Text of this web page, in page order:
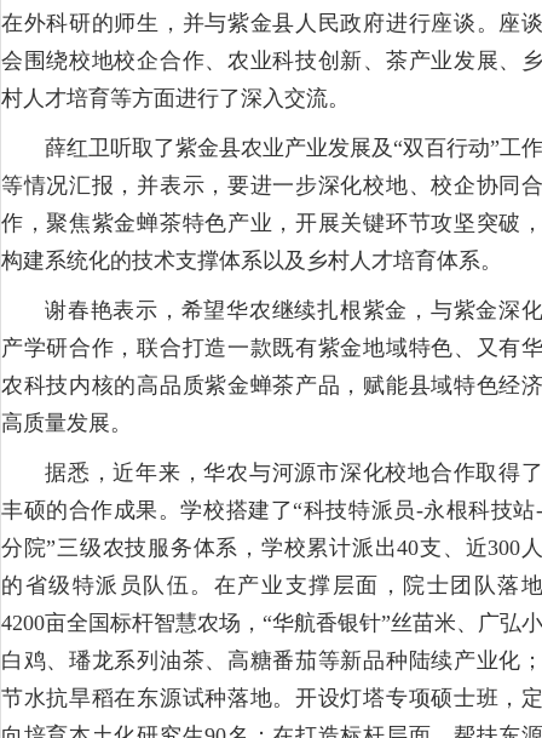
在外科研的师生，并与紫金县人民政府进行座谈。座谈
会围绕校地校企合作、农业科技创新、茶产业发展、乡
村人才培育等方面进行了深入交流。
薛红卫听取了紫金县农业产业发展及“双百行动”工作
等情况汇报，并表示，要进一步深化校地、校企协同合
作，聚焦紫金蝉茶特色产业，开展关键环节攻坚突破，
构建系统化的技术支撑体系以及乡村人才培育体系。
谢春艳表示，希望华农继续扎根紫金，与紫金深化
产学研合作，联合打造一款既有紫金地域特色、又有华
农科技内核的高品质紫金蝉茶产品，赋能县域特色经济
高质量发展。
据悉，近年来，华农与河源市深化校地合作取得了
丰硕的合作成果。学校搭建了“科技特派员-永根科技站-
分院”三级农技服务体系，学校累计派出40支、近300人
的省级特派员队伍。在产业支撑层面，院士团队落地
4200亩全国标杆智慧农场，“华航香银针”丝苗米、广弘小
白鸡、璠龙系列油茶、高糖番茄等新品种陆续产业化；
节水抗旱稻在东源试种落地。开设灯塔专项硕士班，定